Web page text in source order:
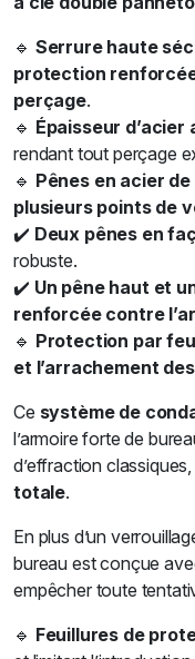
🔹 Serrure haute
protection
perçage.
🔹 Épaisseur
rendant tout perçage
🔹 Pênes en acier de
plusieurs points de
✔️ Deux pênes en
robuste.
✔️ Un pêne haut et
renforcée contre
🔹 Protection par
et l’arrachement
Ce système de
l’armoire forte de
d’effraction
totale.
En plus d’un
bureau est conçue
empêcher toute
🔹 Feuillures de